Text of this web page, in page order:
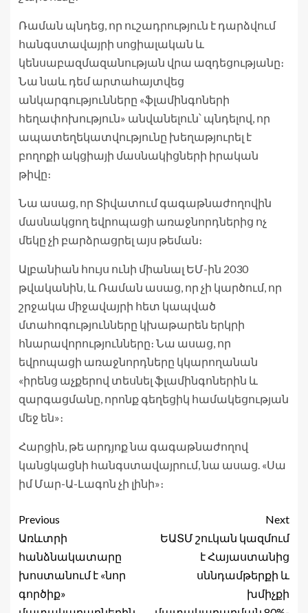
Ռաման պնդեց, որ ուշադրություն է դարձվում
հանգստավայրի սոցիալական և
կենսաբազմազանության վրա ազդեցությանը։
Նա նաև դեմ արտահայտվեց
անկարգությունները «ֆլամինգոների
հեղափոխություն» անվանելուն՝ պնդելով, որ
ապատեղեկատվությունը խեղաթյուրել է
բողոքի ակցիայի մասնակիցների իրական
թիվը։
Նա ասաց, որ Տիվատում գագաթնաժողովին
մասնակցող եվրոպացի առաջնորդներից ոչ
մեկը չի բարձրացրել այս թեման։
Ալբանիան հույս ունի միանալ ԵՄ-ին 2030
թվականին, և Ռաման ասաց, որ չի կարծում, որ
շրջակա միջավայրի հետ կապված
մտահոգությունները կխաթարեն երկրի
հնարավորությունները։ Նա ասաց, որ
եվրոպացի առաջնորդները կկարողանան
«իրենց աչքերով տեսնել ֆլամինգոներին և
զարգացմանը, որոնք գեղեցիկ համակեցության
մեջ են»։
Հարցին, թե արդյոք նա գագաթնաժողով
կանցկացնի հանգստավայրում, նա ասաց. «Սա
իմ Մար-Ա-Լագոն չի լինի»։
Previous
Առևտրի
հանձնակատարը
խոստանում է «նոր
գործիք»
Next
ԵԱՏՄ շուկան կազմում
է Հայաստանից
սննդամթերքի և
խմիչքի